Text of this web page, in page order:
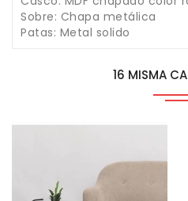
Sobre: Chapa metálica
Patas: Metal solido
16 MISMA